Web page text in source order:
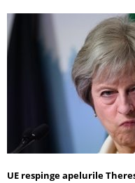
UE respinge apelurile